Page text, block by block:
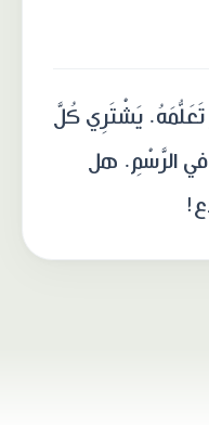
يَشْتَرِي كُلَّ
في الرَّسْمِ. هل